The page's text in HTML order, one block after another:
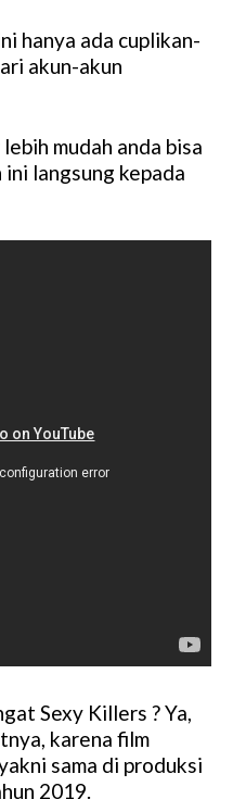
hanya ada cuplikan-
akun-akun
mudah anda bisa
langsung kepada
Sexy Killers ? Ya,
karena film
sama di produksi
2019.